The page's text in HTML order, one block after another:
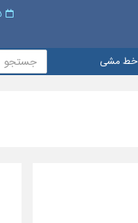
خط مشی